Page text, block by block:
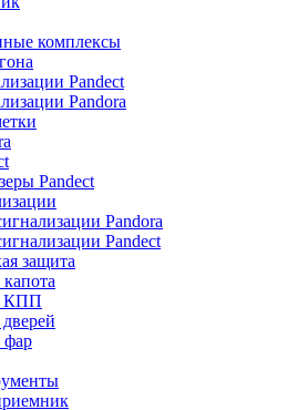
комплексы
Pandect
Pandora
Pandect
Pandora
Pandect
защита
КПП
фар